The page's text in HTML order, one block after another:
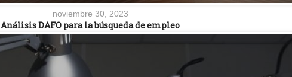
noviembre 30, 2023
Análisis DAFO para la búsqueda de empleo